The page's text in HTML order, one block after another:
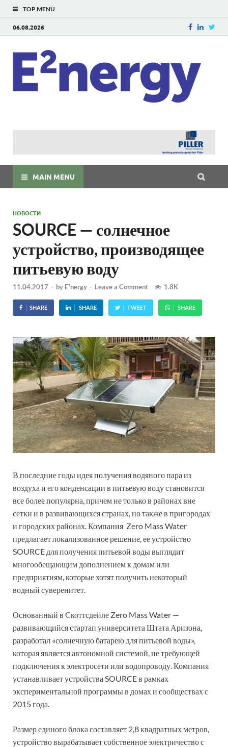
TOP MENU
06.08.2026
MAIN MENU
НОВОСТИ
SOURCE — солнечное
устройство, производящее
питьевую воду
11.04.2017 - by E²nergy - Leave a Comment 1.8K
SHARE SHARE TWEET SHARE
В последние годы идея получения водяного пара из
воздуха и его конденсации в питьевую воду становится
все более популярна, причем не только в районах вне
сетки и в развивающихся странах, но также в пригородах
и городских районах. Компания Zero Mass Water
предлагает локализованное решение, ее устройство
SOURCE для получения питьевой воды выглядит
многообещающим дополнением к домам или
предприятиям, которые хотят получить некоторый
водный суверенитет.
Основанный в Скоттсдейле Zero Mass Water —
развивающийся стартап университета Штата Аризона,
разработал «солнечную батарею для питьевой воды»,
которая является автономной системой, не требующей
подключения к электросети или водопроводу. Компания
устанавливает устройства SOURCE в рамках
экспериментальной программы в домах и сообществах с
2015 года.
Размер единого блока составляет 2,8 квадратных метров,
устройство вырабатывает собственное электричество с